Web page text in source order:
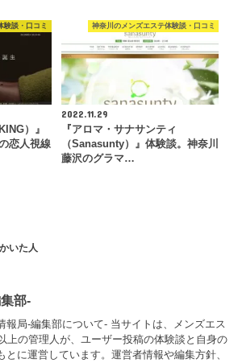
験談・口コミ
）』
恋人視線
神奈川のメンズエステ体験談・口コミ
2022.11.29
『アロマ・サナサンティ
（Sanasunty）』体験談。神奈川
藤沢のグラマ…
いた人
部-
報局-編集部について- 当サイトは、メンズエス
上の管理人が、ユーザー投稿の体験談と自身の
とに運営しています。運営者情報や編集方針、